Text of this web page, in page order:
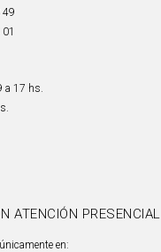
49
a 17 hs.
ATENCIÓN PRESENCIAL
en: